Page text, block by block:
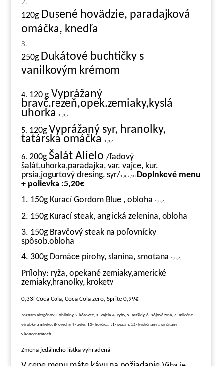
120gDusené hovädzie, paradajková
omáčka, knedľa
250g Dukátové buchtičky s
vanilkovým krémom
4. 120 gVyprážaný
bravč.rezeň,opek.zemiaky,kyslá
uhorka 1 ,3,7
5. 120gVyprážaný syr, hranolky,
tatárska omáčka 1,3,7
6. 200gŠalát Alielo /ľadový
šalát,uhorka,paradajka, var. vajce, kur.
prsia,jogurtový dresing, syr/1,4,7,10 Doplnkové menu
+ polievka :5,20€
1. 150g Kurací Gordom Blue , obloha
1,3,7,
2. 150g Kurací steak, anglická zelenina, obloha
3. 150g Bravčový steak na poľovnícky
spôsob,obloha
4. 300g Domáce pirohy, slanina, smotana
1,3,7,
Prílohy: ryža, opekané zemiaky,americké
zemiaky,hranolky, krokety
0,33l Coca Cola, Coca Cola zero, Sprite 0,99€
Zoznam alergénov:1-obilniny, 2-kôrovce, 3- vajcia, 4- ryby, 5- arašidy, 6- sójové zrná, 7- mliečne
výrobky a mlieko, 8- orechy, 9- zeler, 10- horčica, 11- sezam, 12- kysličnany a siričitany
v koncentrátoch
Zmena jedálneho lístka vyhradená.